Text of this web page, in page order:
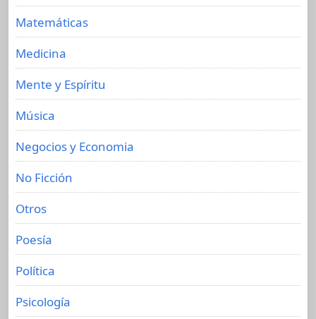
Matemáticas
Medicina
Mente y Espíritu
Música
Negocios y Economia
No Ficción
Otros
Poesía
Política
Psicología